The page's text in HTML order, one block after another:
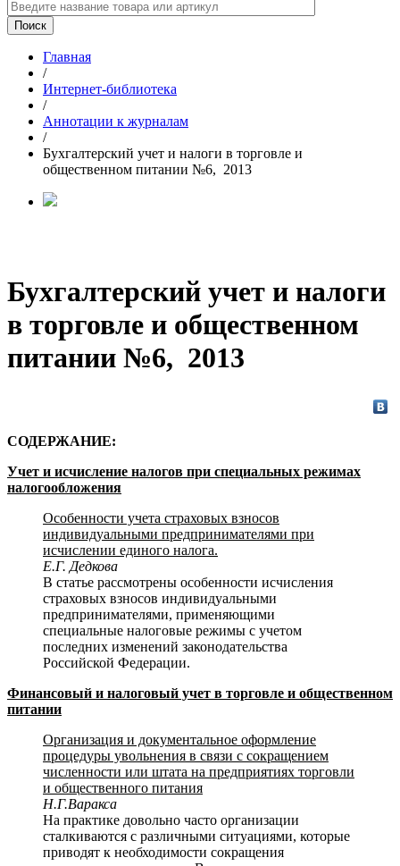
Главная
/
Интернет-библиотека
/
Аннотации к журналам
/
Бухгалтерский учет и налоги в торговле и
общественном питании №6, 2013
Бухгалтерский учет и налоги
в торговле и общественном
питании №6, 2013
СОДЕРЖАНИЕ:
Учет и исчисление налогов при специальных режимах
налогообложения
Особенности учета страховых взносов
индивидуальными предпринимателями при
исчислении единого налога.
Е.Г. Дедкова
В статье рассмотрены особенности исчисления
страховых взносов индивидуальными
предпринимателями, применяющими
специальные налоговые режимы с учетом
последних изменений законодательства
Российской Федерации.
Финансовый и налоговый учет в торговле и общественном
питании
Организация и документальное оформление
процедуры увольнения в связи с сокращением
численности или штата на предприятиях торговли
и общественного питания
Н.Г.Варакса
На практике довольно часто организации
сталкиваются с различными ситуациями, которые
приводят к необходимости сокращения